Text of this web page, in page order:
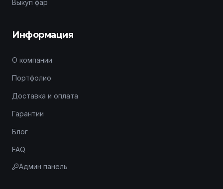
Выкуп фар
Информация
О компании
Портфолио
Доставка и оплата
Гарантии
Блог
FAQ
Админ панель